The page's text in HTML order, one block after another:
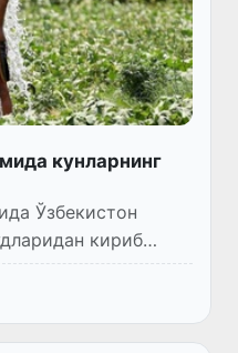
кунларнинг
Ўзбекистон
кириб
таъсири